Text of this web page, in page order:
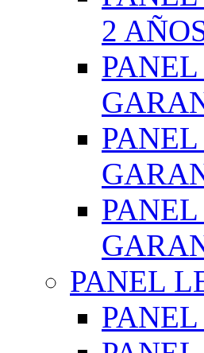
2
PANEL